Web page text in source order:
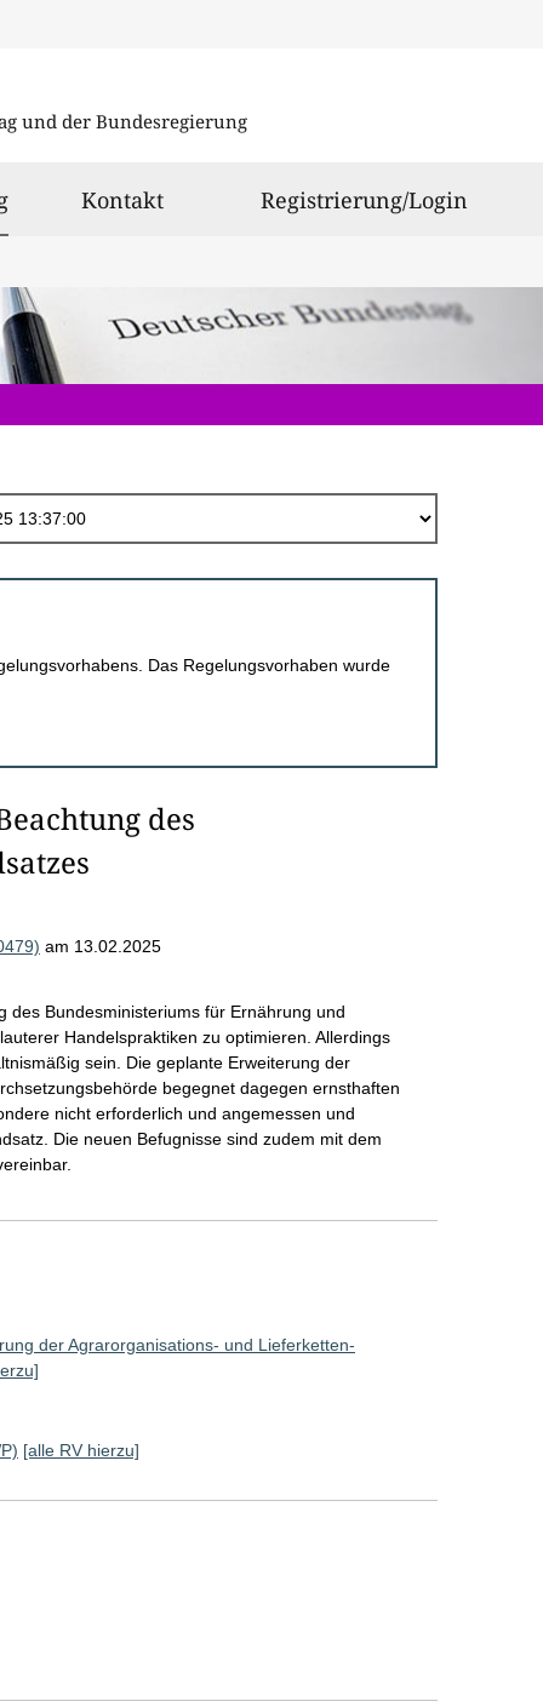
und der Bundesregierung
ausgewählt
Kontakt Registrierung/Login
Das Regelungsvorhaben wurde
des
am 13.02.2025
des Bundesministeriums für Ernährung und
Handelspraktiken zu optimieren. Allerdings
sein. Die geplante Erweiterung der
begegnet dagegen ernsthaften
nicht erforderlich und angemessen und
Die neuen Befugnisse sind zudem mit dem
der Agrarorganisations- und Lieferketten-
[alle RV hierzu]